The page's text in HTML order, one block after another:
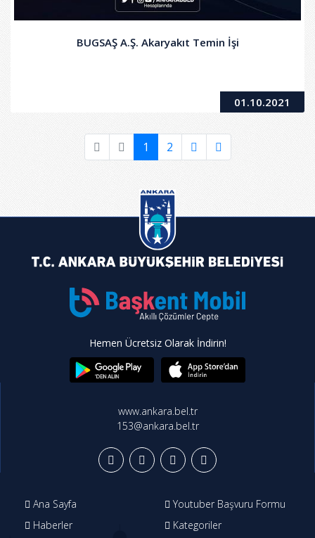
BUGSAŞ A.Ş. Akaryakıt Temin İşi
01.10.2021
1 2
Hemen Ücretsiz Olarak İndirin!
www.ankara.bel.tr
153@ankara.bel.tr
Ana Sayfa
Youtuber Başvuru Formu
Haberler
Kategoriler